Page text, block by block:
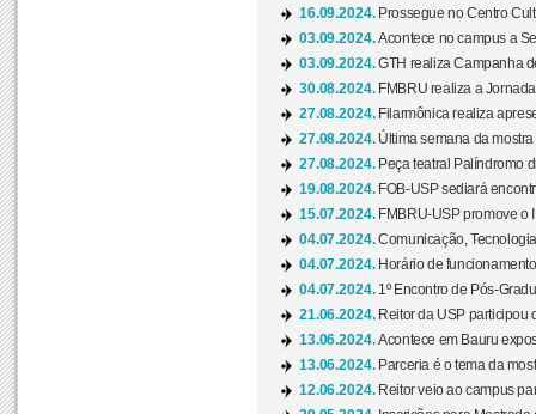
16.09.2024. Prossegue no Centro
03.09.2024.Acontece no campus a
03.09.2024.GTH realiza Campanha
30.08.2024. FMBRU realiza a
27.08.2024. Filarmônica realiza
27.08.2024. Última semana da
27.08.2024. Peça teatral Palíndromo
19.08.2024. FOB-USP sediará
15.07.2024. FMBRU-USP promove o
04.07.2024.Comunicação,
04.07.2024. Horário de
04.07.2024. 1º Encontro de Pós-
21.06.2024. Reitor da USP participou
13.06.2024.Acontece em Bauru
13.06.2024. Parceria é o tema da
12.06.2024. Reitor veio ao campus